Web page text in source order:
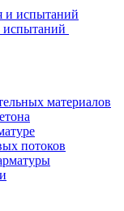
испытаний
материалов
потоков